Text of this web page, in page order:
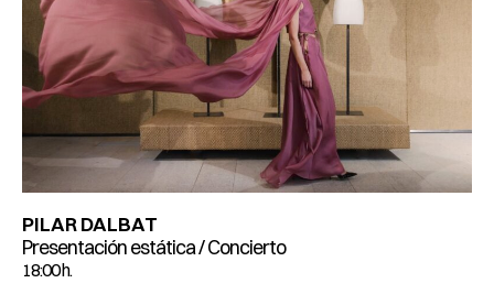
PILAR DALBAT
Presentación estática / Concierto
18:00 h.